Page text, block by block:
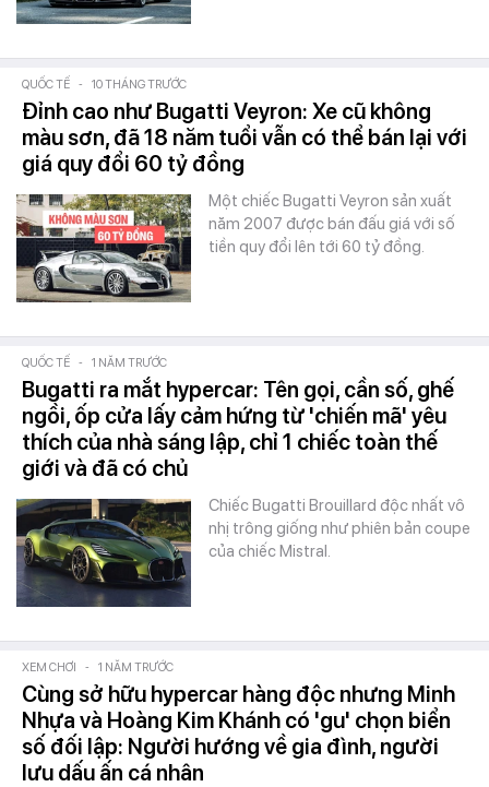
QUỐC TẾ - 10 THÁNG TRƯỚC
Đỉnh cao như Bugatti Veyron: Xe cũ không
màu sơn, đã 18 năm tuổi vẫn có thể bán lại với
giá quy đổi 60 tỷ đồng
Một chiếc Bugatti Veyron sản xuất
năm 2007 được bán đấu giá với số
tiền quy đổi lên tới 60 tỷ đồng.
QUỐC TẾ - 1 NĂM TRƯỚC
Bugatti ra mắt hypercar: Tên gọi, cần số, ghế
ngồi, ốp cửa lấy cảm hứng từ 'chiến mã' yêu
thích của nhà sáng lập, chỉ 1 chiếc toàn thế
giới và đã có chủ
Chiếc Bugatti Brouillard độc nhất vô
nhị trông giống như phiên bản coupe
của chiếc Mistral.
XEM CHƠI - 1 NĂM TRƯỚC
Cùng sở hữu hypercar hàng độc nhưng Minh
Nhựa và Hoàng Kim Khánh có 'gu' chọn biển
số đối lập: Người hướng về gia đình, người
lưu dấu ấn cá nhân